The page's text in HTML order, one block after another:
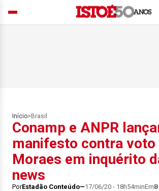
Início> Brasil
Conamp e ANPR
manifesto contra voto
Moraes em inquérito
news
PorEstadão Conteúdo 17/06/20 - 18h54minEm